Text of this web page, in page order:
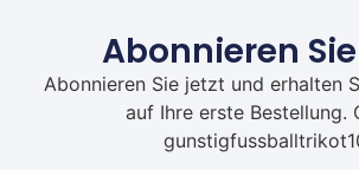
Abonnieren
Abonnieren Sie jetzt und erhalten
auf Ihre erste Bestellung.